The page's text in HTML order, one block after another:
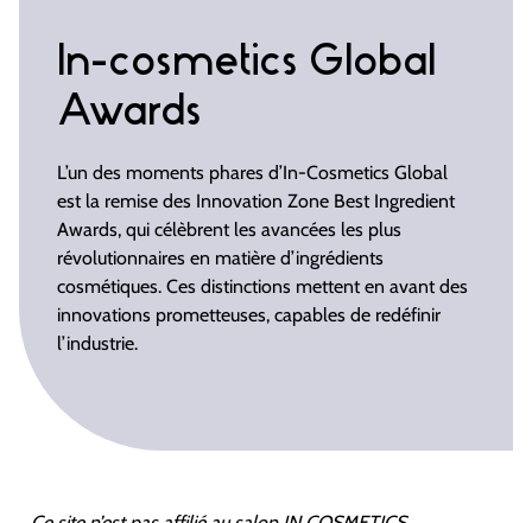
In-cosmetics Global
Awards
L’un des moments phares d’In-Cosmetics Global
est la remise des Innovation Zone Best Ingredient
Awards, qui célèbrent les avancées les plus
révolutionnaires en matière d’ingrédients
cosmétiques. Ces distinctions mettent en avant des
innovations prometteuses, capables de redéfinir
l’industrie.